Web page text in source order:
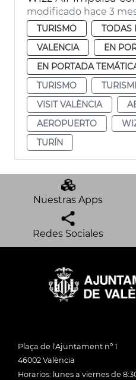
modificado hace 3
TURISMO
TODAS
VALENCIA
EN
EN PORTADA
TURISMO
VISIT VALÈNCIA
AEROPUERTO
TURÍN
Nuestras Apps
Redes Sociales
Plaça de l'Ajuntament nº 1
46002 València
Horarios: lunes a viernes de